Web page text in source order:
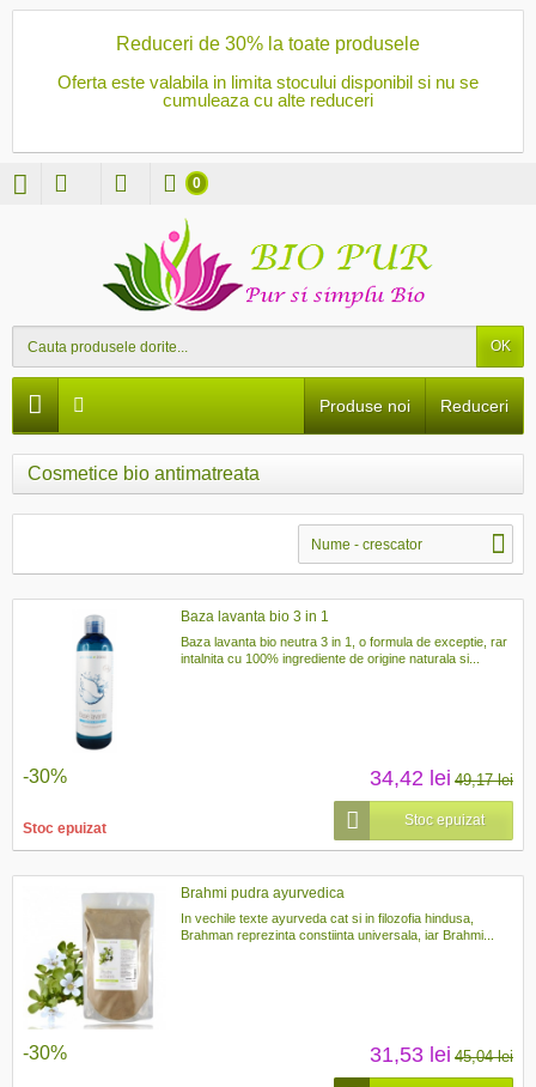
Reduceri de 30% la toate produsele
Oferta este valabila in limita stocului disponibil si nu se
cumuleaza cu alte reduceri
OK
0
Reduceri
Produse noi
Cosmetice bio antimatreata
Nume - crescator
Baza lavanta bio 3 in 1
Baza lavanta bio neutra 3 in 1, o formula de exceptie, rar
intalnita cu 100% ingrediente de origine naturala si...
-30% 34,42 lei 49,17 lei
Stoc epuizat
Stoc epuizat
Brahmi pudra ayurvedica
In vechile texte ayurveda cat si in filozofia hindusa,
Brahman reprezinta constiinta universala, iar Brahmi...
-30% 31,53 lei 45,04 lei